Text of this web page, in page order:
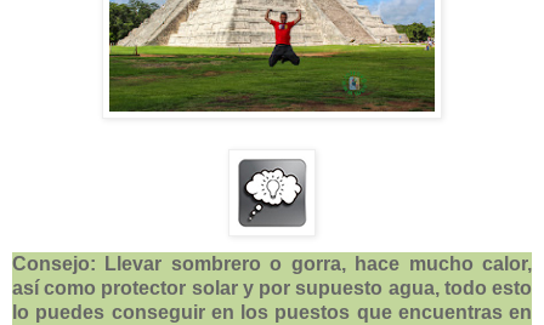
Consejo: Llevar sombrero o gorra, hace mucho calor,
así como protector solar y por supuesto agua, todo esto
lo puedes conseguir en los puestos que encuentras en